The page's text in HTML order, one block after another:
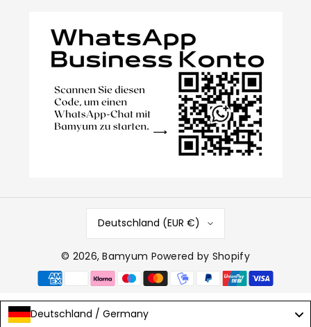
Deutschland (EUR €)
© 2026,Bamyum Powered by Shopify
Zahlungsmethoden
Deutschland / Germany